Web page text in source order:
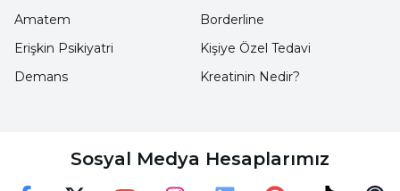
Amatem
Erişkin Psikiyatri
Demans
Borderline
Kişiye Özel Tedavi
Kreatinin Nedir?
Sosyal Medya Hesaplarımız